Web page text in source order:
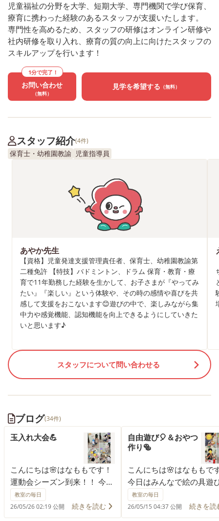
児童福祉の分野を大学、短期大学、専門機関で学び保育、
療育に携わった経験のあるスタッフが支援いたします。
専門性を高めるため、スタッフの研修はオンライン研修や
社内研修を取り入れ、療育の質の向上に向けたスタッフの
スキルアップを行います！
1分で完了！
お問い合わせ
（無料）
見学を希望する （無料）
スタッフ紹介(4件)
保育士・幼稚園教諭 児童指導員
あやか先生
【資格】児童発達支援管理責任者、保育士、幼稚園教諭第
二種免許 【特技】バドミントン、ドラム 保育・教育・療
育で11年勤務した経験を生かして、お子さまが『やってみ
たい』『楽しい』という体験や、その時の感情や喜びを共
感して支援をおこないます😊遊びの中で、楽しみながら集
中力や感覚機能、認知機能を向上できるようにしていきた
いと思います♪
スタッフについて問い合わせる
ブログ(34件)
玉入れ大会💪
こんにちは🌸はなももです！
運動会シーズン到来！！ 今日
の運動活動では、みんなで玉
入れを行いました🤩 赤チー
ム・白チームに分かれて対戦
教室の毎日
26/05/26 02:19 公開 続きを読む
自由遊び🎈＆おやつ
作り🥯
こんにちは🌸はなももで
今日はみんなで絵の具遊
風船遊びを楽しみました
絵の具遊びでは、色を混
がら「こんな色になった
教室の毎日
26/05/15 04:37 公開 続きを読